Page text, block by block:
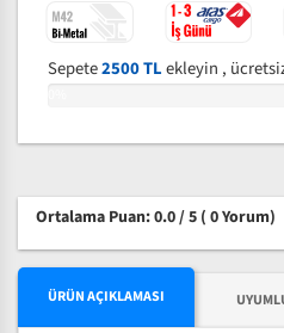
Sepete2500 TLekleyin ,
Ortalama Puan: 0.0 / 5 ( 0 Yorum)
ÜRÜN AÇIKLAMASI